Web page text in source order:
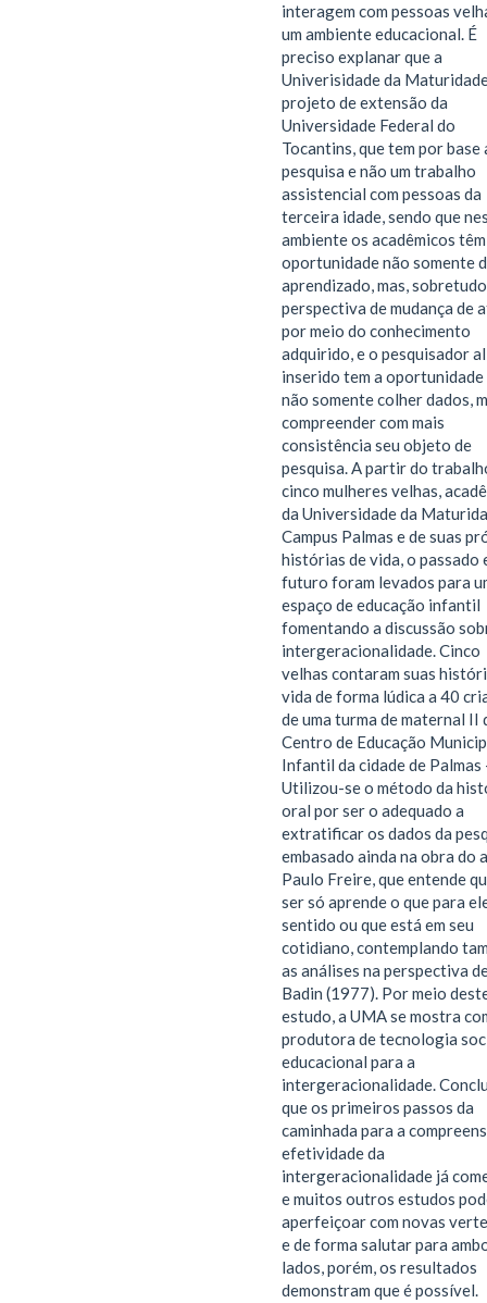
interagem com pessoas
um ambiente educacional. É
preciso explanar que a
Univerisidade da
projeto de extensão da
Universidade Federal do
Tocantins, que tem por base
pesquisa e não um trabalho
assistencial com pessoas da
terceira idade, sendo que
ambiente os acadêmicos têm
oportunidade não somente
aprendizado, mas,
perspectiva de mudança de
por meio do conhecimento
adquirido, e o pesquisador
inserido tem a oportunidade
não somente colher dados,
compreender com mais
consistência seu objeto de
pesquisa. A partir do
cinco mulheres velhas,
da Universidade da
Campus Palmas e de suas
histórias de vida, o passado
futuro foram levados para
espaço de educação infantil
fomentando a discussão
intergeracionalidade. Cinco
velhas contaram suas
vida de forma lúdica a 40
de uma turma de maternal II
Centro de Educação
Infantil da cidade de Palmas
Utilizou-se o método da
oral por ser o adequado a
extratificar os dados da
embasado ainda na obra do
Paulo Freire, que entende
ser só aprende o que para
sentido ou que está em seu
cotidiano, contemplando
as análises na perspectiva
Badin (1977). Por meio
estudo, a UMA se mostra
produtora de tecnologia
educacional para a
intergeracionalidade.
que os primeiros passos da
caminhada para a
efetividade da
intergeracionalidade já
e muitos outros estudos
aperfeiçoar com novas
e de forma salutar para
lados, porém, os resultados
demonstram que é possível.